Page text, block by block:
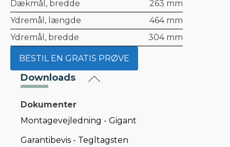
Dækmål, bredde
263 mm
Ydremål, længde
464 mm
Ydremål, bredde
304 mm
BESTIL EN GRATIS PRØVE
Downloads
Dokumenter
Montagevejledning - Gigant
Garantibevis - Tegltagsten